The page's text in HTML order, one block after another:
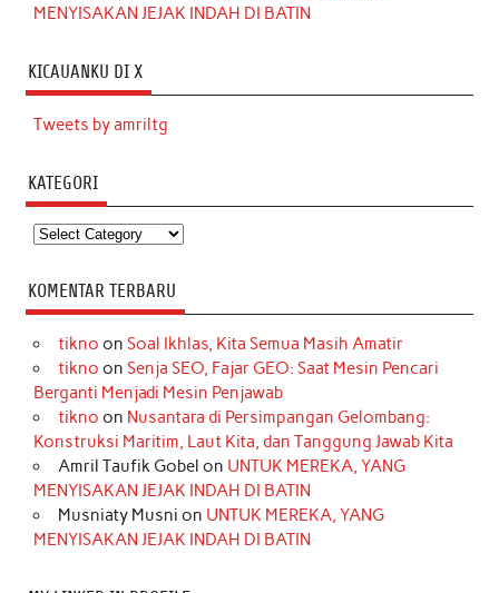
MENYISAKAN JEJAK INDAH DI BATIN
KICAUANKU DI X
Tweets by amriltg
KATEGORI
Kategori
KOMENTAR TERBARU
tikno on Soal Ikhlas, Kita Semua Masih Amatir
tikno on Senja SEO, Fajar GEO: Saat Mesin Pencari
Berganti Menjadi Mesin Penjawab
tikno on Nusantara di Persimpangan Gelombang:
Konstruksi Maritim, Laut Kita, dan Tanggung Jawab Kita
Amril Taufik Gobel on UNTUK MEREKA, YANG
MENYISAKAN JEJAK INDAH DI BATIN
Musniaty Musni on UNTUK MEREKA, YANG
MENYISAKAN JEJAK INDAH DI BATIN